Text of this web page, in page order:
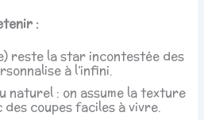
:
reste la star incontestée des
à l’infini.
naturel : on assume la texture
des coupes faciles à vivre.